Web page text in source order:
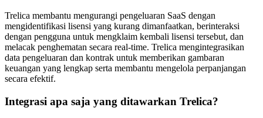
Trelica membantu mengurangi pengeluaran SaaS dengan
mengidentifikasi lisensi yang kurang dimanfaatkan, berinteraksi
dengan pengguna untuk mengklaim kembali lisensi tersebut, dan
melacak penghematan secara real-time. Trelica mengintegrasikan
data pengeluaran dan kontrak untuk memberikan gambaran
keuangan yang lengkap serta membantu mengelola perpanjangan
secara efektif.
Integrasi apa saja yang ditawarkan Trelica?